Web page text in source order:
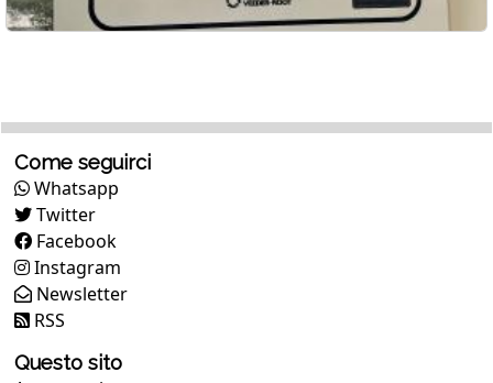
Come seguirci
Whatsapp
Twitter
Facebook
Instagram
Newsletter
RSS
Questo sito